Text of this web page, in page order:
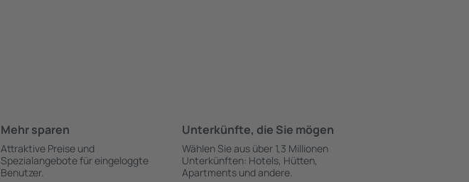
Mehr sparen
Attraktive Preise und
Spezialangebote für eingeloggte
Benutzer.
Unterkünfte, die Sie mögen
Wählen Sie aus über 1,3 Millionen
Unterkünften: Hotels, Hütten,
Apartments und andere.